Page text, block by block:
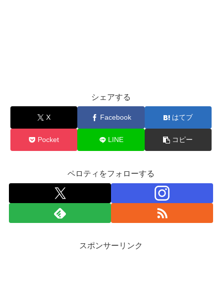
シェアする
X Facebook はてブ
Pocket LINE コピー
ペロティをフォローする
スポンサーリンク